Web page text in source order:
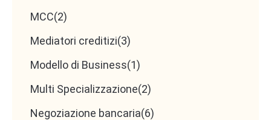
MCC(2)
Mediatori creditizi(3)
Modello di Business(1)
Multi Specializzazione(2)
Negoziazione bancaria(6)